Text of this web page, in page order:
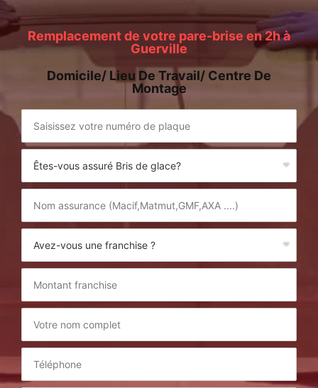
Remplacement de votre pare-brise en 2h à
Guerville
Domicile/ Lieu De Travail/ Centre De
Montage